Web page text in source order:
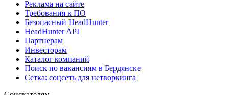
Реклама на сайте
Требования к ПО
Безопасный HeadHunter
HeadHunter API
Партнерам
Инвесторам
Каталог компаний
Поиск по вакансиям в Бердянске
Сетка: соцсеть для нетворкинга